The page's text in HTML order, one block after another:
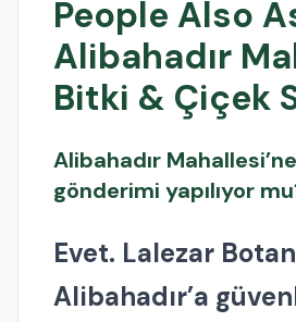
People Also
Alibahadır
Bitki & Çiçek
Alibahadır
gönderimi yapılıyor
Evet. Lalezar
Alibahadır’a